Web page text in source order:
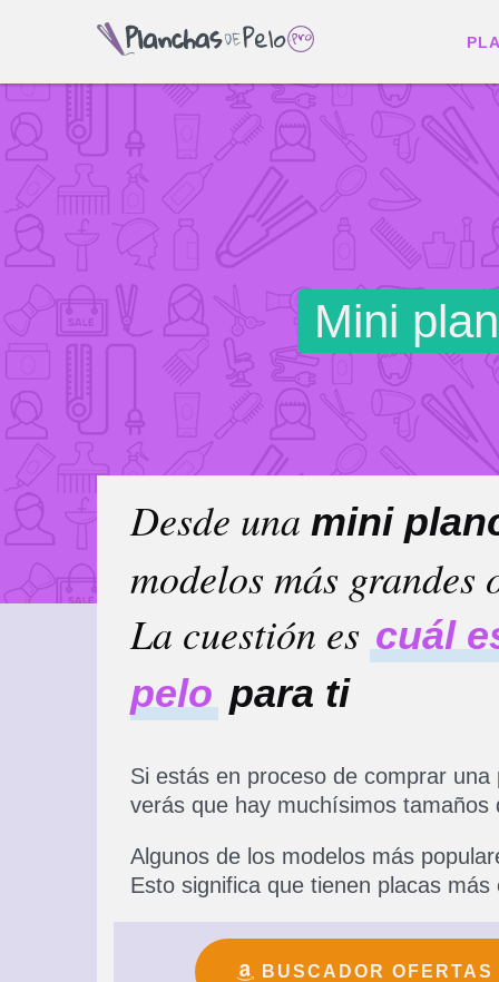
Mini
Desde una mini
modelos más grandes
La cuestión es cuál
pelo para ti
Si estás en proceso de comprar
verás que hay muchísimos tamaños
Algunos de los modelos más
Esto significa que tienen placas
BUSCADOR OFERTAS